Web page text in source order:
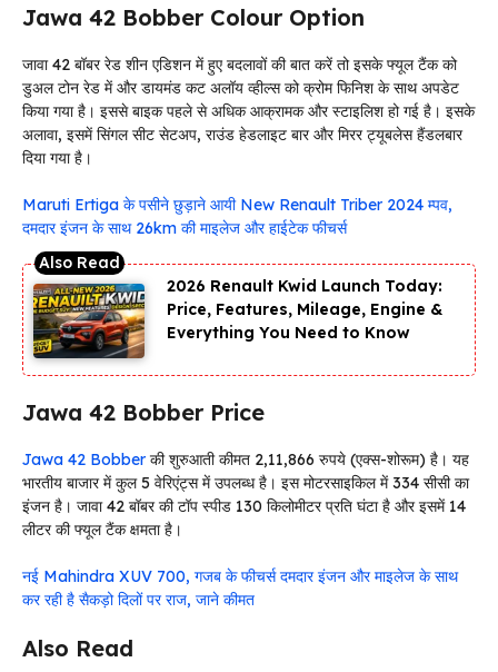
Jawa 42 Bobber Colour Option
जावा 42 बॉबर रेड शीन एडिशन में हुए बदलावों की बात करें तो इसके फ्यूल टैंक को
डुअल टोन रेड में और डायमंड कट अलॉय व्हील्स को क्रोम फिनिश के साथ अपडेट
किया गया है। इससे बाइक पहले से अधिक आक्रामक और स्टाइलिश हो गई है। इसके
अलावा, इसमें सिंगल सीट सेटअप, राउंड हेडलाइट बार और मिरर ट्यूबलेस हैंडलबार
दिया गया है।
Maruti Ertiga के पसीने छुड़ाने आयी New Renault Triber 2024 म्पव,
दमदार इंजन के साथ 26km की माइलेज और हाईटेक फीचर्स
2026 Renault Kwid Launch Today:
Price, Features, Mileage, Engine &
Everything You Need to Know
Jawa 42 Bobber Price
Jawa 42 Bobber की शुरुआती कीमत 2,11,866 रुपये (एक्स-शोरूम) है। यह
भारतीय बाजार में कुल 5 वेरिएंट्स में उपलब्ध है। इस मोटरसाइकिल में 334 सीसी का
इंजन है। जावा 42 बॉबर की टॉप स्पीड 130 किलोमीटर प्रति घंटा है और इसमें 14
लीटर की फ्यूल टैंक क्षमता है।
नई Mahindra XUV 700, गजब के फीचर्स दमदार इंजन और माइलेज के साथ
कर रही है सैकड़ो दिलों पर राज, जाने कीमत
Also Read